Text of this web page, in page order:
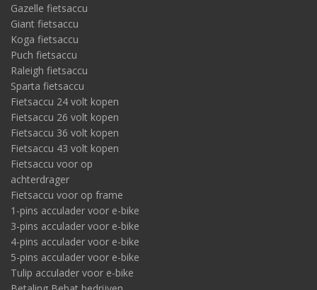
Gazelle fietsaccu
Giant fietsaccu
Koga fietsaccu
Puch fietsaccu
Raleigh fietsaccu
Sparta fietsaccu
Fietsaccu 24 volt kopen
Fietsaccu 26 volt kopen
Fietsaccu 36 volt kopen
Fietsaccu 43 volt kopen
Fietsaccu voor op
achterdrager
Fietsaccu voor op frame
1-pins acculader voor e-bike
3-pins acculader voor e-bike
4-pins acculader voor e-bike
5-pins acculader voor e-bike
Tulip acculader voor e-bike